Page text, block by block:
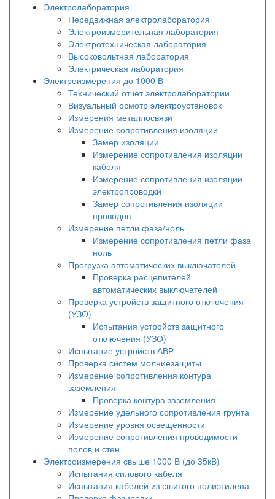
Электролаборатория
Передвижная электролаборатория
Электроизмерительная лаборатория
Электротехническая лаборатория
Высоковольтная лаборатория
Электрическая лаборатория
Электроизмерения до 1000 В
Технический отчет электролаборатории
Визуальный осмотр электроустановок
Измерения металлосвязи
Измерение сопротивления изоляции
Замер изоляции
Измерение сопротивления изоляции
кабеля
Измерение сопротивления изоляции
электропроводки
Замер сопротивления изоляции
проводов
Измерение петли фаза/ноль
Измерение сопротивления петли фаза
ноль
Прогрузка автоматических выключателей
Проверка расцепителей
автоматических выключателей
Проверка устройств защитного отключения
(УЗО)
Испытания устройств защитного
отключения (УЗО)
Испытание устройств АВР
Проверка систем молниезащиты
Измерение сопротивления контура
заземления
Проверка контура заземления
Измерение удельного сопротивления грунта
Измерение уровня освещенности
Измерение сопротивления проводимости
полов и стен
Электроизмерения свыше 1000 В (до 35кВ)
Испытания силового кабеля
Испытания кабелей из сшитого полиэтилена